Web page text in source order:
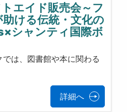
トエイド販売会～フ
ける伝統・文化の
シャンティ国際ボ
では、図書館や本に関わる
詳細へ